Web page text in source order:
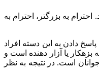
به بزرگتر، احترام به
دادن به این دسته افراد
یا آزار دهنده است و
است. در نتیجه به نظر